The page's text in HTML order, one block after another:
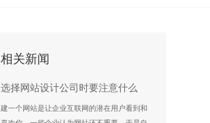
相关新闻
选择网站设计公司时要注意什么
建一个网站是让企业互联网的潜在用户看到和